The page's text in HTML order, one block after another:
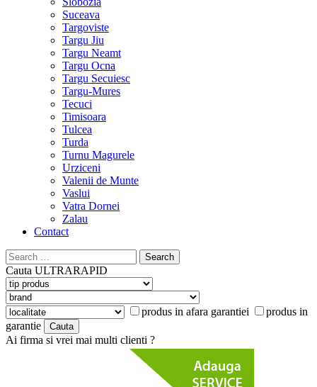
Suceava
Targoviste
Targu Jiu
Targu Neamt
Targu Ocna
Targu Secuiesc
Targu-Mures
Tecuci
Timisoara
Tulcea
Turda
Turnu Magurele
Urziceni
Valenii de Munte
Vaslui
Vatra Dornei
Zalau
Contact
Search
for:
Cauta ULTRARAPID
produs in afara garantiei
produs in
garantie
Ai firma si vrei mai multi clienti ?